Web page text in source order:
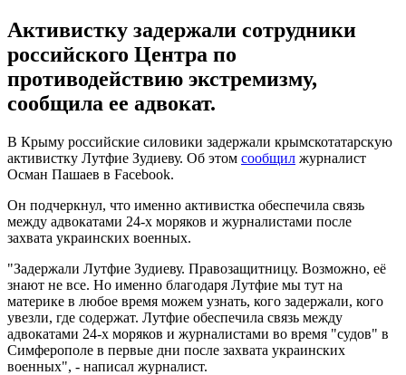
Активистку задержали сотрудники
российского Центра по
противодействию экстремизму,
сообщила ее адвокат.
В Крыму российские силовики задержали крымскотатарскую
активистку Лутфие Зудиеву. Об этом сообщил журналист
Осман Пашаев в Facebook.
Он подчеркнул, что именно активистка обеспечила связь
между адвокатами 24-х моряков и журналистами после
захвата украинских военных.
"Задержали Лутфие Зудиеву. Правозащитницу. Возможно, её
знают не все. Но именно благодаря Лутфие мы тут на
материке в любое время можем узнать, кого задержали, кого
увезли, где содержат. Лутфие обеспечила связь между
адвокатами 24-х моряков и журналистами во время "судов" в
Симферополе в первые дни после захвата украинских
военных", - написал журналист.